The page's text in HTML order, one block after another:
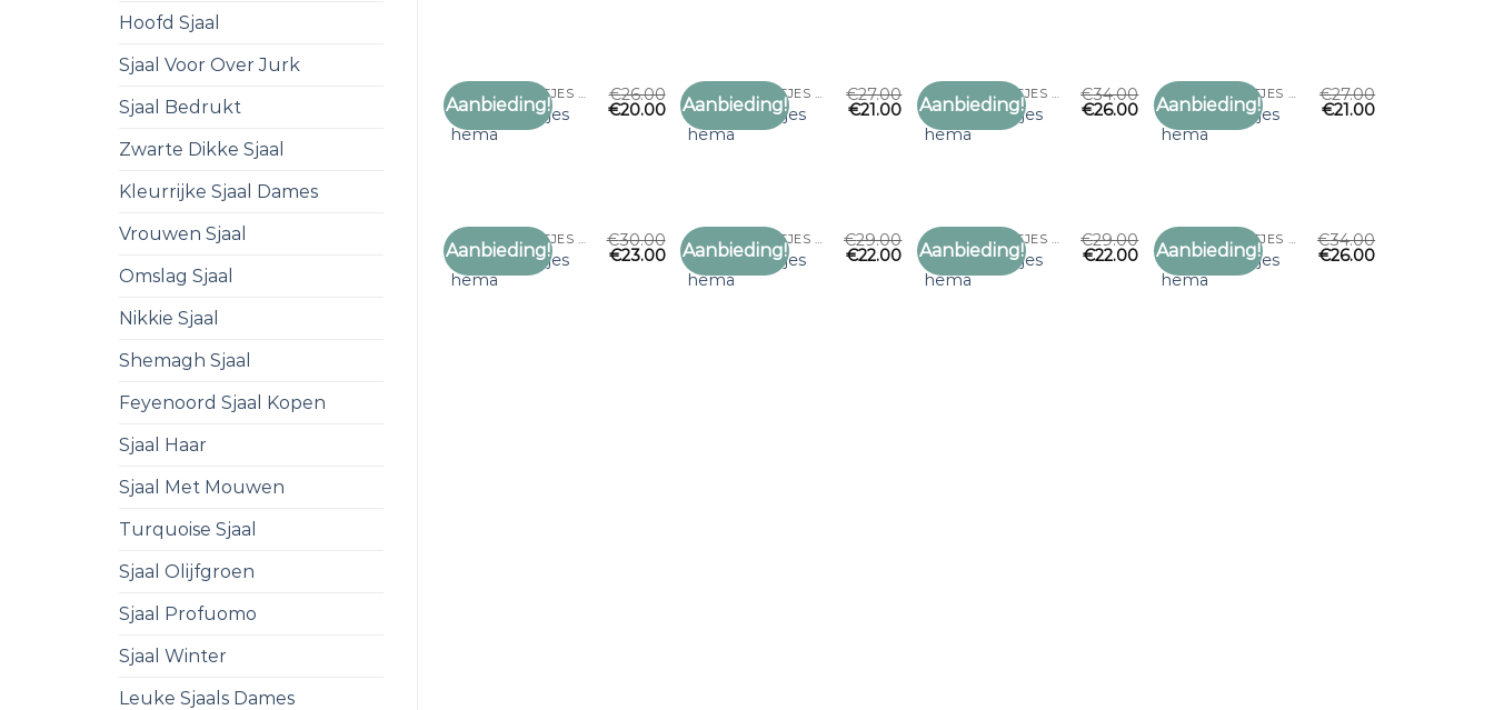
Hoofd Sjaal
Sjaal Voor Over Jurk
Sjaal Bedrukt
Zwarte Dikke Sjaal
Kleurrijke Sjaal Dames
Vrouwen Sjaal
Omslag Sjaal
Nikkie Sjaal
Shemagh Sjaal
Feyenoord Sjaal Kopen
Sjaal Haar
Sjaal Met Mouwen
Turquoise Sjaal
Sjaal Olijfgroen
Sjaal Profuomo
Sjaal Winter
Leuke Sjaals Dames
Aanbieding!
Toevoegen
DUNNE SJAALTJES HEMA
dunne sjaaltjes
hema
€26.00
€20.00 Aanbieding!
Toevoegen
DUNNE SJAALTJES HEMA
dunne sjaaltjes
hema
€27.00
€21.00 Aanbieding!
Toevoegen
DUNNE SJAALTJES HEMA
dunne sjaaltjes
hema
€34.00
€26.00 Aanbieding!
Toevoegen
DUNNE SJAALTJES HEMA
dunne sjaaltjes
hema
€27.00
€21.00
Aanbieding!
Toevoegen
DUNNE SJAALTJES HEMA
dunne sjaaltjes
hema
€30.00
€23.00 Aanbieding!
Toevoegen
DUNNE SJAALTJES HEMA
dunne sjaaltjes
hema
€29.00
€22.00 Aanbieding!
Toevoegen
DUNNE SJAALTJES HEMA
dunne sjaaltjes
hema
€29.00
€22.00 Aanbieding!
Toevoegen
DUNNE SJAALTJES HEMA
dunne sjaaltjes
hema
€34.00
€26.00